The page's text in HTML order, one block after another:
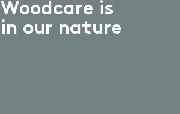
Woodcare is
in our nature